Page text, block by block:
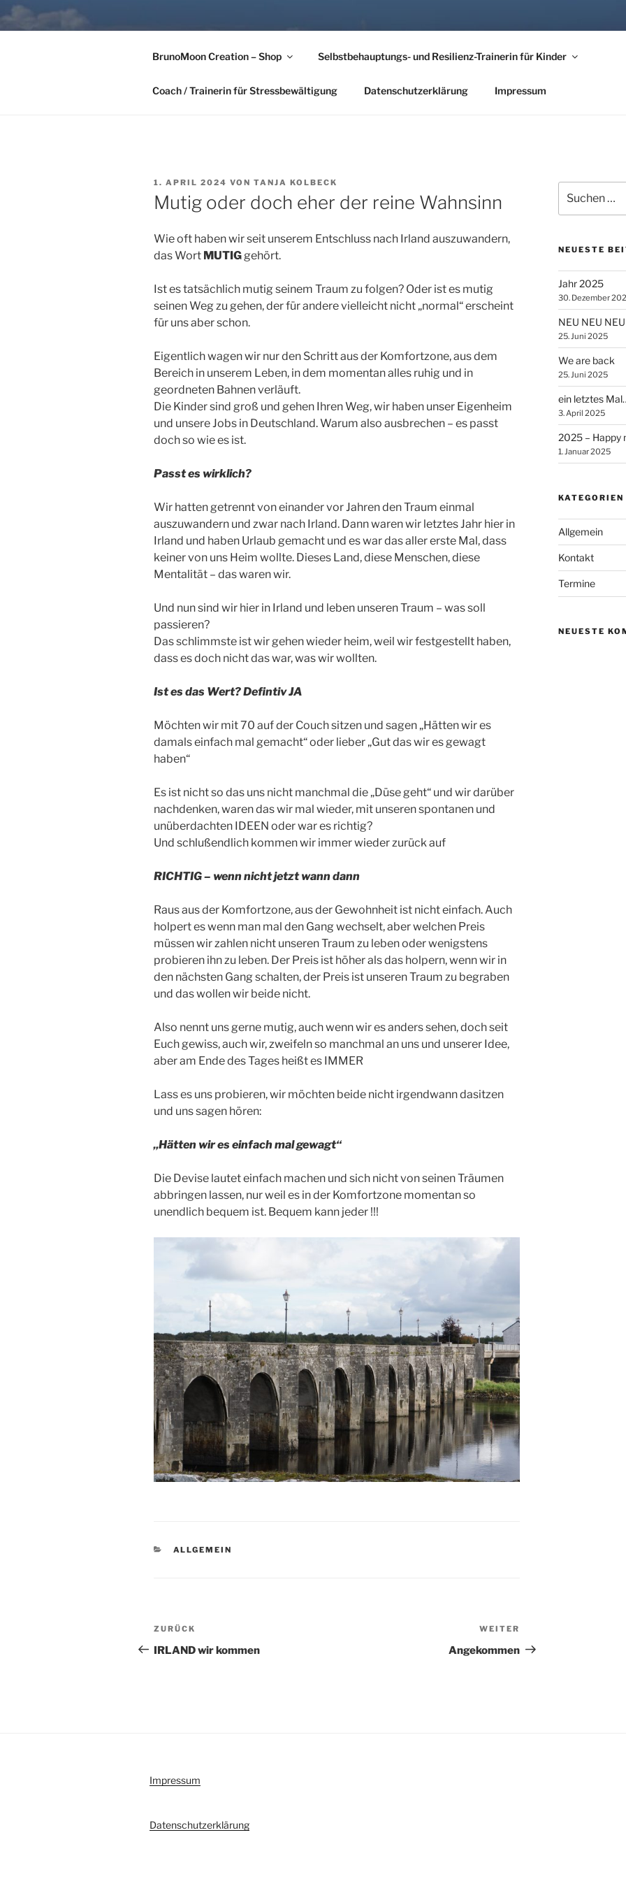
Zum
Inhalt
FÜR UNS GEHT ES NACH IRLAND
BrunoMoon Creation – Shop Selbstbehauptungs- und Resilienz-Trainerin für Kinder
Coach / Trainerin für Stressbewältigung Datenschutzerklärung Impressum
VERÖFFENTLICHT
AM
1. APRIL 2024 VON TANJA KOLBECK
Mutig oder doch eher der reine Wahnsinn
Wie oft haben wir seit unserem Entschluss nach Irland auszuwandern,
das Wort MUTIGgehört.
Ist es tatsächlich mutig seinem Traum zu folgen? Oder ist es mutig
seinen Weg zu gehen, der für andere vielleicht nicht „normal“ erscheint
für uns aber schon.
Eigentlich wagen wir nur den Schritt aus der Komfortzone, aus dem
Bereich in unserem Leben, in dem momentan alles ruhig und in
geordneten Bahnen verläuft.
Die Kinder sind groß und gehen Ihren Weg, wir haben unser Eigenheim
und unsere Jobs in Deutschland. Warum also ausbrechen – es passt
doch so wie es ist.
Passt es wirklich?
Wir hatten getrennt von einander vor Jahren den Traum einmal
auszuwandern und zwar nach Irland. Dann waren wir letztes Jahr hier in
Irland und haben Urlaub gemacht und es war das aller erste Mal, dass
keiner von uns Heim wollte. Dieses Land, diese Menschen, diese
Mentalität – das waren wir.
Und nun sind wir hier in Irland und leben unseren Traum – was soll
passieren?
Das schlimmste ist wir gehen wieder heim, weil wir festgestellt haben,
dass es doch nicht das war, was wir wollten.
Ist es das Wert? Defintiv JA
Möchten wir mit 70 auf der Couch sitzen und sagen „Hätten wir es
damals einfach mal gemacht“ oder lieber „Gut das wir es gewagt
haben“
Es ist nicht so das uns nicht manchmal die „Düse geht“ und wir darüber
nachdenken, waren das wir mal wieder, mit unseren spontanen und
unüberdachten IDEEN oder war es richtig?
Und schlußendlich kommen wir immer wieder zurück auf
RICHTIG – wenn nicht jetzt wann dann
Raus aus der Komfortzone, aus der Gewohnheit ist nicht einfach. Auch
holpert es wenn man mal den Gang wechselt, aber welchen Preis
müssen wir zahlen nicht unseren Traum zu leben oder wenigstens
probieren ihn zu leben. Der Preis ist höher als das holpern, wenn wir in
den nächsten Gang schalten, der Preis ist unseren Traum zu begraben
und das wollen wir beide nicht.
Also nennt uns gerne mutig, auch wenn wir es anders sehen, doch seit
Euch gewiss, auch wir, zweifeln so manchmal an uns und unserer Idee,
aber am Ende des Tages heißt es IMMER
Lass es uns probieren, wir möchten beide nicht irgendwann dasitzen
und uns sagen hören:
„Hätten wir es einfach mal gewagt“
Die Devise lautet einfach machen und sich nicht von seinen Träumen
abbringen lassen, nur weil es in der Komfortzone momentan so
unendlich bequem ist. Bequem kann jeder !!!
KATEGORIEN
ALLGEMEIN
Beitragsnavigation
Vorheriger
Beitrag
ZURÜCK
IRLAND wir kommen
Beitrag
WEITER
Angekommen
nach:
NEUESTE
Jahr 2025
30. Dezember
NEU NEU
25. Juni 2025
We are back
25. Juni 2025
ein letztes
3. April 2025
2025 – Happy
1. Januar 2025
KATEGORIEN
Allgemein
Kontakt
Termine
NEUESTE
Impressum
Datenschutzerklärung